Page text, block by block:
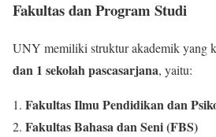
Fakultas dan Program Studi
UNY memiliki struktur akademik yang
dan 1 sekolah pascasarjana, yaitu:
Fakultas Ilmu Pendidikan dan
Fakultas Bahasa dan Seni (FBS)